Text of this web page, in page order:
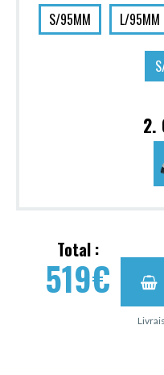
S/95MM L/95MM
2.
Total :
519€